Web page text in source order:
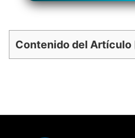
Contenido del Artículo